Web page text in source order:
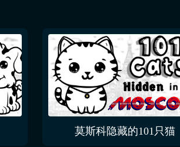
莫斯科隐藏的101只猫